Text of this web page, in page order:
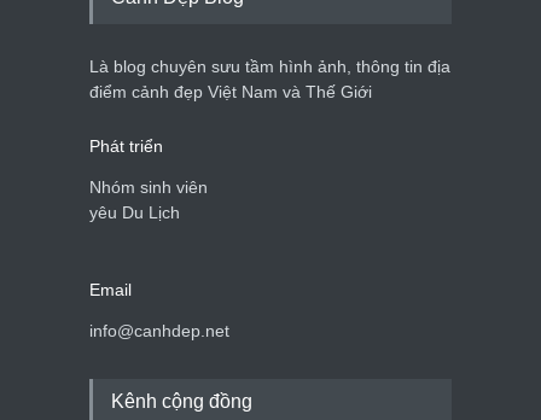
Là blog chuyên sưu tầm hình ảnh, thông tin địa
điểm cảnh đẹp Việt Nam và Thế Giới
Phát triển
Nhóm sinh viên
yêu Du Lịch
Email
info@canhdep.net
Kênh cộng đồng